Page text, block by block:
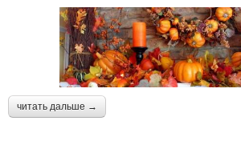
читать дальше →